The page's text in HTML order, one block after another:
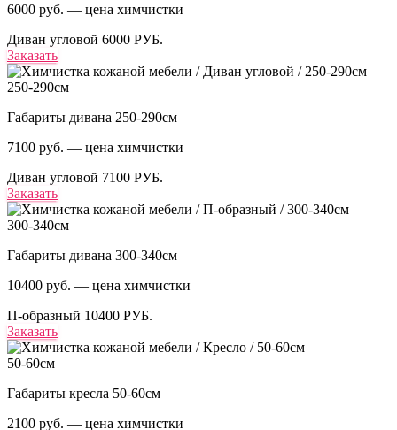
6000 руб. — цена химчистки
Диван угловой 6000 РУБ.
Заказать
250-290см
Габариты дивана 250-290см
7100 руб. — цена химчистки
Диван угловой 7100 РУБ.
Заказать
300-340см
Габариты дивана 300-340см
10400 руб. — цена химчистки
П-образный 10400 РУБ.
Заказать
50-60см
Габариты кресла 50-60см
2100 руб. — цена химчистки